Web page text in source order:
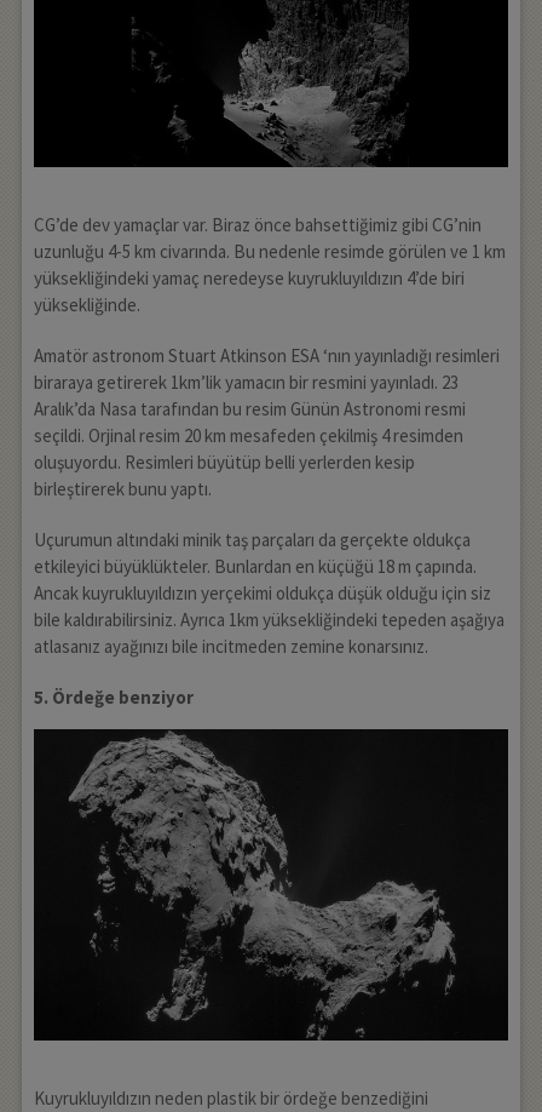
CG’de dev yamaçlar var. Biraz önce bahsettiğimiz gibi CG’nin
uzunluğu 4-5 km civarında. Bu nedenle resimde görülen ve 1 km
yüksekliğindeki yamaç neredeyse kuyrukluyıldızın 4’de biri
yüksekliğinde.
Amatör astronom Stuart Atkinson ESA ‘nın yayınladığı resimleri
biraraya getirerek 1km’lik yamacın bir resmini yayınladı. 23
Aralık’da Nasa tarafından bu resim Günün Astronomi resmi
seçildi. Orjinal resim 20 km mesafeden çekilmiş 4 resimden
oluşuyordu. Resimleri büyütüp belli yerlerden kesip
birleştirerek bunu yaptı.
Uçurumun altındaki minik taş parçaları da gerçekte oldukça
etkileyici büyüklükteler. Bunlardan en küçüğü 18 m çapında.
Ancak kuyrukluyıldızın yerçekimi oldukça düşük olduğu için siz
bile kaldırabilirsiniz. Ayrıca 1km yüksekliğindeki tepeden aşağıya
atlasanız ayağınızı bile incitmeden zemine konarsınız.
5. Ördeğe benziyor
Kuyrukluyıldızın neden plastik bir ördeğe benzediğini